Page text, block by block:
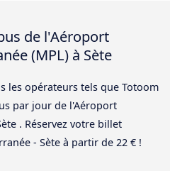
de l'Aéroport
(MPL) à Sète
les opérateurs tels que Totoom
par jour de l'Aéroport
. Réservez votre billet
- Sète à partir de 22 € !